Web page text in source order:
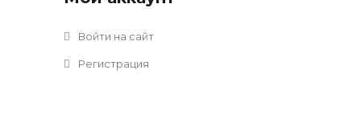
Войти на сайт
Регистрация